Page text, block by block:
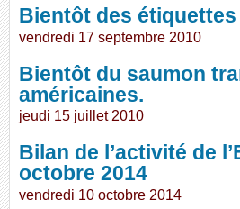
Bientôt des
vendredi 17 septembre 2010
Bientôt du saumon
américaines.
jeudi 15 juillet 2010
Bilan de l’activité de
octobre 2014
vendredi 10 octobre 2014